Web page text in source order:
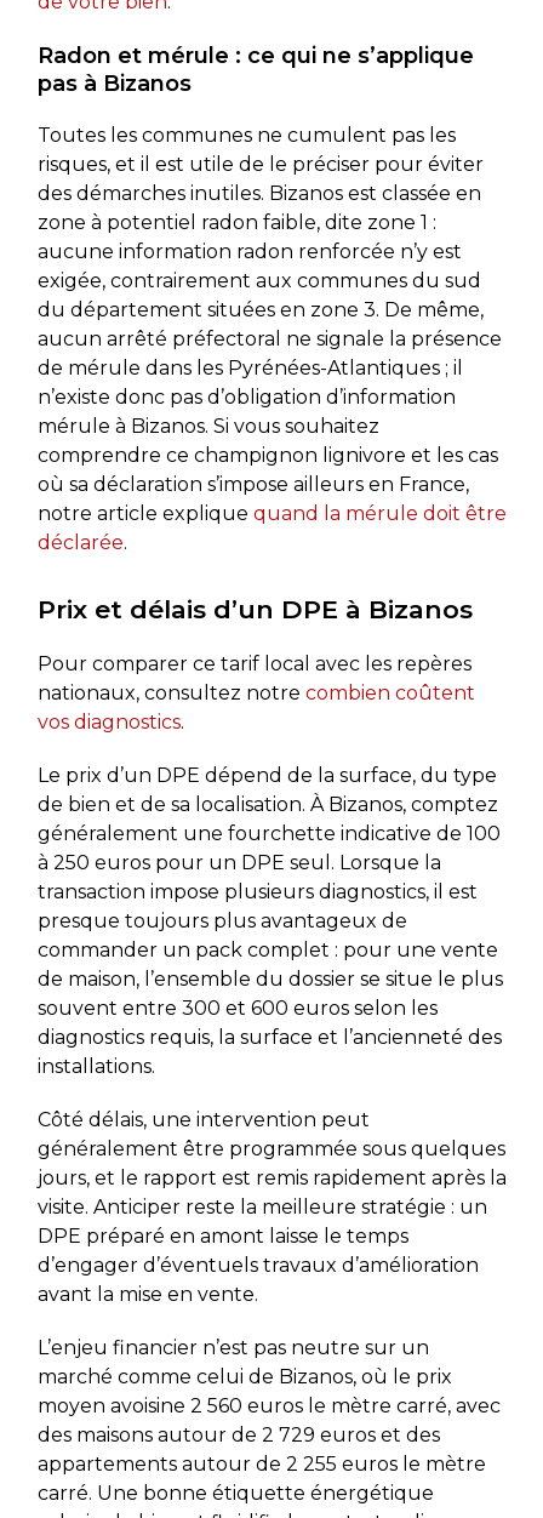
Radon et mérule : ce qui ne s’applique
pas à Bizanos
Toutes les communes ne cumulent pas les
risques, et il est utile de le préciser pour éviter
des démarches inutiles. Bizanos est classée en
zone à potentiel radon faible, dite zone 1 :
aucune information radon renforcée n’y est
exigée, contrairement aux communes du sud
du département situées en zone 3. De même,
aucun arrêté préfectoral ne signale la présence
de mérule dans les Pyrénées-Atlantiques ; il
n’existe donc pas d’obligation d’information
mérule à Bizanos. Si vous souhaitez
comprendre ce champignon lignivore et les cas
où sa déclaration s’impose ailleurs en France,
notre article explique quand la mérule doit être
déclarée.
Prix et délais d’un DPE à Bizanos
Pour comparer ce tarif local avec les repères
nationaux, consultez notre combien coûtent
vos diagnostics.
Le prix d’un DPE dépend de la surface, du type
de bien et de sa localisation. À Bizanos, comptez
généralement une fourchette indicative de 100
à 250 euros pour un DPE seul. Lorsque la
transaction impose plusieurs diagnostics, il est
presque toujours plus avantageux de
commander un pack complet : pour une vente
de maison, l’ensemble du dossier se situe le plus
souvent entre 300 et 600 euros selon les
diagnostics requis, la surface et l’ancienneté des
installations.
Côté délais, une intervention peut
généralement être programmée sous quelques
jours, et le rapport est remis rapidement après la
visite. Anticiper reste la meilleure stratégie : un
DPE préparé en amont laisse le temps
d’engager d’éventuels travaux d’amélioration
avant la mise en vente.
L’enjeu financier n’est pas neutre sur un
marché comme celui de Bizanos, où le prix
moyen avoisine 2 560 euros le mètre carré, avec
des maisons autour de 2 729 euros et des
appartements autour de 2 255 euros le mètre
carré. Une bonne étiquette énergétique